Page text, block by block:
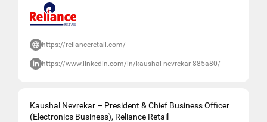
https://relianceretail.com/
https://www.linkedin.com/in/kaushal-nevrekar-885a80/
Kaushal Nevrekar – President & Chief Business Officer
(Electronics Business), Reliance Retail